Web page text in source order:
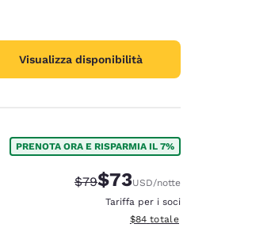
Visualizza disponibilità
PRENOTA ORA E RISPARMIA IL 7%
Tariffa di barratura:
$79Tariffa scontata:
$73USD/notte
Tariffa per i soci
Visualizza i dettagli totali
$84 totale